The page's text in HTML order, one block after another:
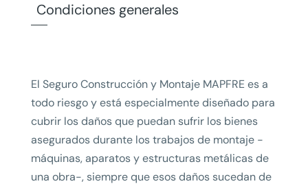
Condiciones generales
El Seguro Construcción y Montaje MAPFRE es a
todo riesgo y está especialmente diseñado para
cubrir los daños que puedan sufrir los bienes
asegurados durante los trabajos de montaje -
máquinas, aparatos y estructuras metálicas de
una obra-, siempre que esos daños sucedan de